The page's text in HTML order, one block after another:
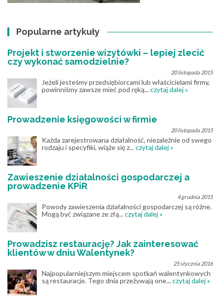
Popularne artykuły
Projekt i stworzenie wizytówki – lepiej zlecić
czy wykonać samodzielnie?
20 listopada 2015
Jeżeli jesteśmy przedsiębiorcami lub właścicielami firmy,
powinniśmy zawsze mieć pod ręką...czytaj dalej »
Prowadzenie księgowości w firmie
20 listopada 2015
Każda zarejestrowana działalność, niezależnie od swego
rodzaju i specyfiki, wiąże się z...czytaj dalej »
Zawieszenie działalności gospodarczej a
prowadzenie KPiR
4 grudnia 2015
Powody zawieszenia działalności gospodarczej są różne.
Mogą być związane ze złą...czytaj dalej »
Prowadzisz restaurację? Jak zainteresować
klientów w dniu Walentynek?
25 stycznia 2016
Najpopularniejszym miejscem spotkań walentynkowych
są restauracje. Tego dnia przeżywają one...czytaj dalej »